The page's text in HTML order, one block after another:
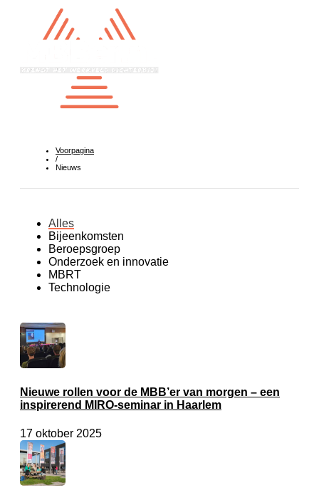
Voorpagina
/
Nieuws
Alles
Bijeenkomsten
Beroepsgroep
Onderzoek en innovatie
MBRT
Technologie
Nieuwe rollen voor de MBB’er van morgen – een
inspirerend MIRO-seminar in Haarlem
17 oktober 2025